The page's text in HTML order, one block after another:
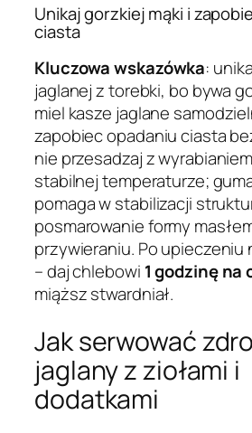
Unikaj gorzkiej mąki i
ciasta
Kluczowa wskazówka:
jaglanej z torebki, bo bywa
miel kasze jaglane
zapobiec opadaniu ciasta
nie przesadzaj z
stabilnej temperaturze;
pomaga w stabilizacji
posmarowanie formy
przywieraniu. Po upieczeniu
– daj chlebowi 1 godzinę
miąższ stwardniał.
Jak serwować
jaglany z ziołami i
dodatkami